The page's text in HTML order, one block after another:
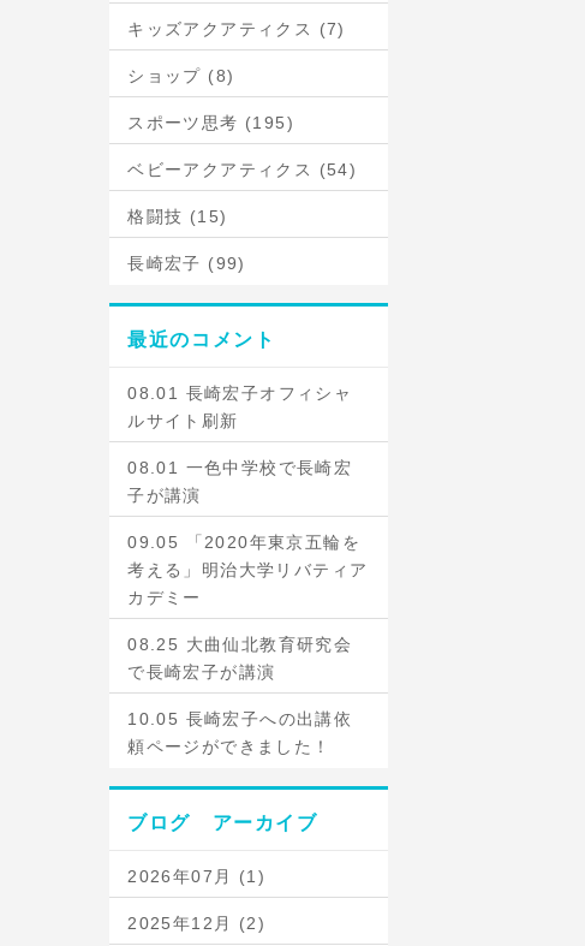
キッズアクアティクス (7)
ショップ (8)
スポーツ思考 (195)
ベビーアクアティクス (54)
格闘技 (15)
長崎宏子 (99)
最近のコメント
08.01 長崎宏子オフィシャ
ルサイト刷新
08.01 一色中学校で長崎宏
子が講演
09.05 「2020年東京五輪を
考える」明治大学リバティア
カデミー
08.25 大曲仙北教育研究会
で長崎宏子が講演
10.05 長崎宏子への出講依
頼ページができました！
ブログ アーカイブ
2026年07月 (1)
2025年12月 (2)